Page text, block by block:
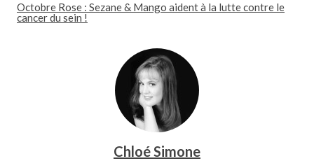
Octobre Rose : Sezane & Mango aident à la lutte contre le
cancer du sein !
Chloé Simone